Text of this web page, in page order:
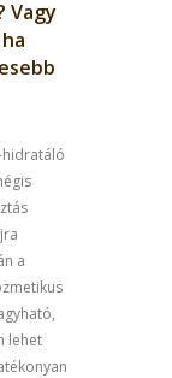
Vagy
hidratáló
a
lehet